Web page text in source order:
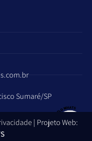
Sumaré/SP
| Projeto Web: